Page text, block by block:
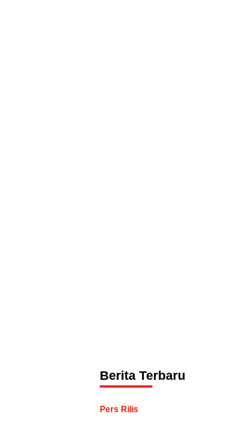
Berita Terbaru
Pers Rilis